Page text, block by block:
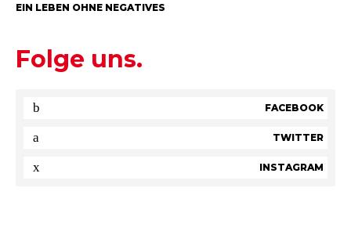
EIN LEBEN OHNE NEGATIVES
Folge uns.
FACEBOOK
TWITTER
INSTAGRAM